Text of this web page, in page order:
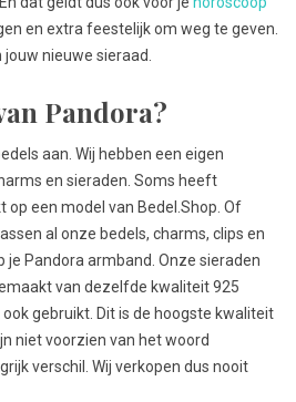
en extra feestelijk om weg te geven.
nieuwe sieraad.
Pandora?
aan. Wij hebben een eigen
en sieraden. Soms heeft
op een model van Bedel.Shop. Of
al onze bedels, charms, clips en
je Pandora armband. Onze sieraden
van dezelfde kwaliteit 925
gebruikt. Dit is de hoogste kwaliteit
niet voorzien van het woord
verschil. Wij verkopen dus nooit